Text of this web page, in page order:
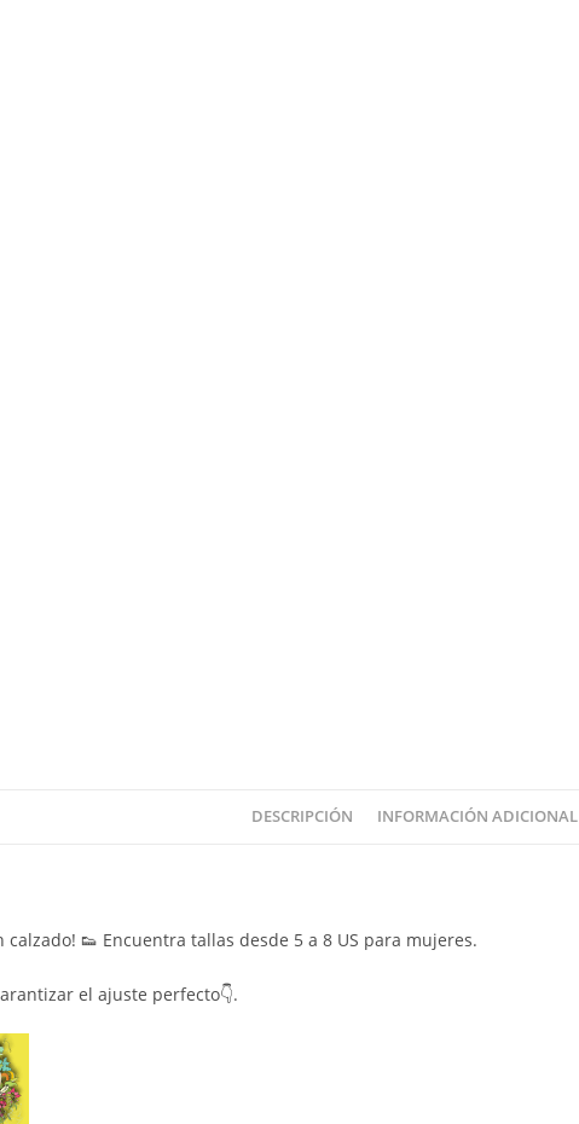
DESCRIPCIÓN INFORMACIÓN ADICIONAL
👟 Encuentra tallas desde 5 a 8 US para mujeres.
el ajuste perfecto👇.